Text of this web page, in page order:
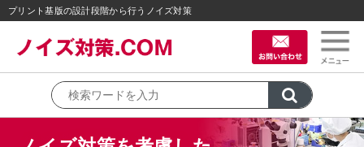
プリント基版の設計段階から行うノイズ対策